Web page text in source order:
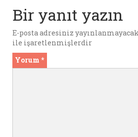
o
k
p
p
Bir yanıt yazın
E-posta adresiniz
ile işaretlenmişlerdir
Yorum *